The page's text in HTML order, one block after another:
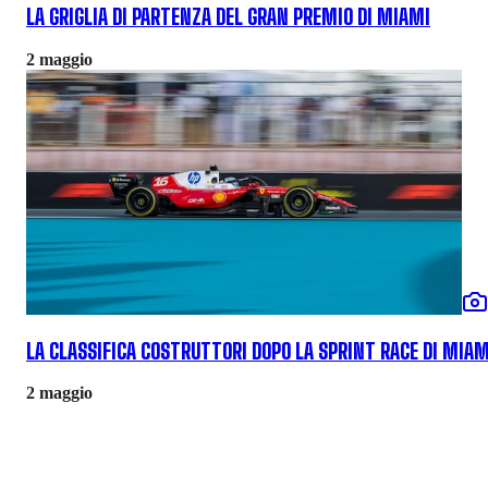
LA GRIGLIA DI PARTENZA DEL GRAN PREMIO DI MIAMI
2 maggio
LA CLASSIFICA COSTRUTTORI DOPO LA SPRINT RACE DI
2 maggio